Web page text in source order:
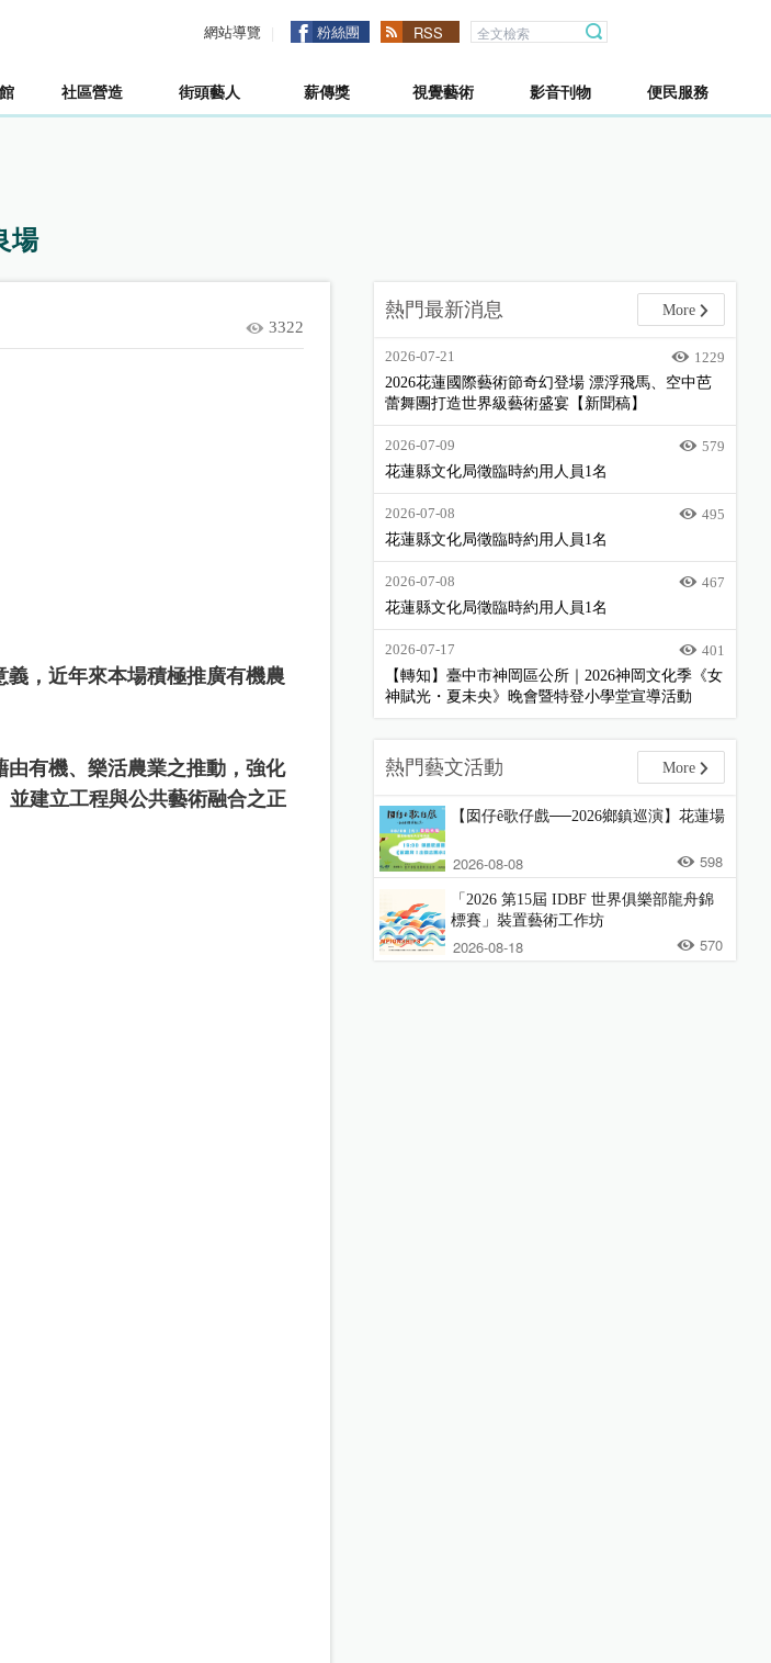
網站導覽 粉絲團 RSS
社區營造 街頭藝人 薪傳獎 視覺藝術 影音刊物 便民服務
場
3322
，近年來本場積極推廣有機農
有機、樂活農業之推動，強化
並建立工程與公共藝術融合之正
熱門最新消息 More
2026-07-21
1229
2026花蓮國際藝術節奇幻登場 漂浮飛馬、空中芭
蕾舞團打造世界級藝術盛宴【新聞稿】
2026-07-09
579
花蓮縣文化局徵臨時約用人員1名
2026-07-08
495
花蓮縣文化局徵臨時約用人員1名
2026-07-08
467
花蓮縣文化局徵臨時約用人員1名
2026-07-17
401
【轉知】臺中市神岡區公所｜2026神岡文化季《女
神賦光・夏未央》晚會暨特登小學堂宣導活動
熱門藝文活動 More
【囡仔ê歌仔戲──2026鄉鎮巡演】花蓮場
2026-08-08 598
「2026 第15屆 IDBF 世界俱樂部龍舟錦
標賽」裝置藝術工作坊
2026-08-18 570